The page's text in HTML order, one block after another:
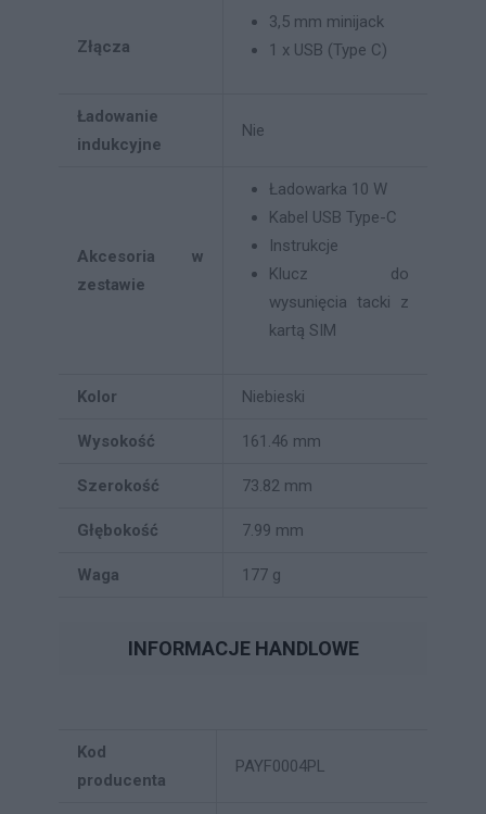
Złącza
3,5 mm minijack
1 x USB (Type C)
Ładowanie
indukcyjne
Nie
Akcesoria w
zestawie
Ładowarka 10 W
Kabel USB Type-C
Instrukcje
Klucz do
wysunięcia tacki z
kartą SIM
Kolor Niebieski
Wysokość 161.46 mm
Szerokość 73.82 mm
Głębokość 7.99 mm
Waga 177 g
INFORMACJE HANDLOWE
Kod
producenta
PAYF0004PL